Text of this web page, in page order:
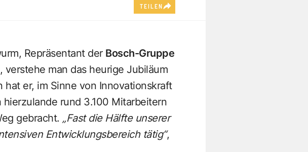
TEILEN
Repräsentant der Bosch-Gruppe
man das heurige Jubiläum
hat er, im Sinne von Innovationskraft
rund 3.100 Mitarbeitern
gebracht. „Fast die Hälfte unserer
Entwicklungsbereich tätig“,